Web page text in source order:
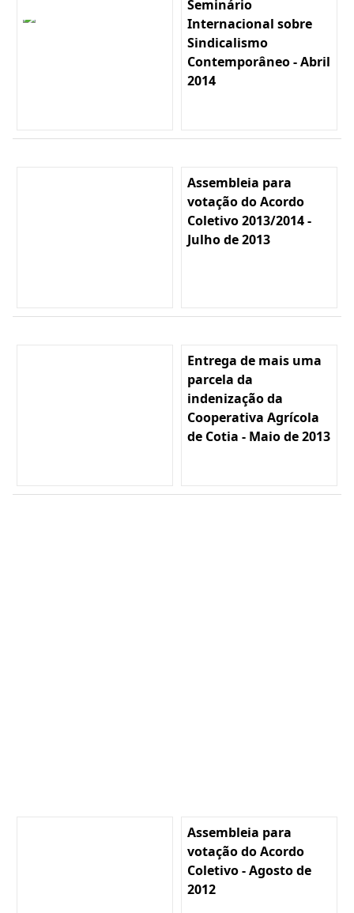
Seminário
Internacional sobre
Sindicalismo
Contemporâneo - Abril
2014
Assembleia para
votação do Acordo
Coletivo 2013/2014 -
Julho de 2013
Entrega de mais uma
parcela da
indenização da
Cooperativa Agrícola
de Cotia - Maio de 2013
Assembleia para
votação do Acordo
Coletivo - Agosto de
2012